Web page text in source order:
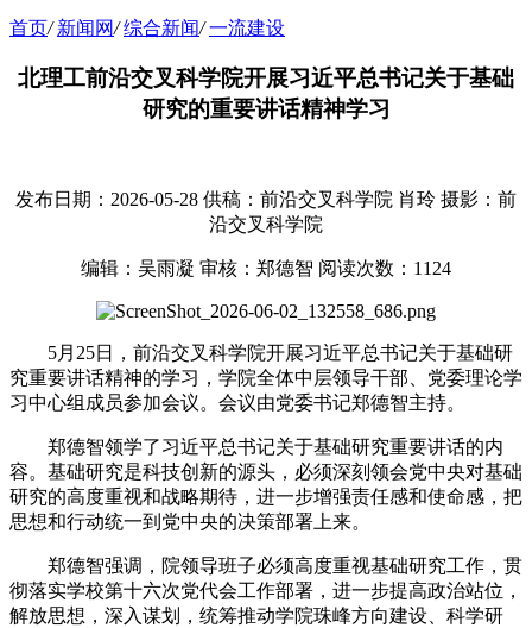
首页/ 新闻网/ 综合新闻/ 一流建设
北理工前沿交叉科学院开展习近平总书记关于基础
研究的重要讲话精神学习
发布日期：2026-05-28 供稿：前沿交叉科学院 肖玲 摄影：前
沿交叉科学院
编辑：吴雨凝 审核：郑德智 阅读次数： 1124
5月25日，前沿交叉科学院开展习近平总书记关于基础研
究重要讲话精神的学习，学院全体中层领导干部、党委理论学
习中心组成员参加会议。会议由党委书记郑德智主持。
郑德智领学了习近平总书记关于基础研究重要讲话的内
容。基础研究是科技创新的源头，必须深刻领会党中央对基础
研究的高度重视和战略期待，进一步增强责任感和使命感，把
思想和行动统一到党中央的决策部署上来。
郑德智强调，院领导班子必须高度重视基础研究工作，贯
彻落实学校第十六次党代会工作部署，进一步提高政治站位，
解放思想，深入谋划，统筹推动学院珠峰方向建设、科学研